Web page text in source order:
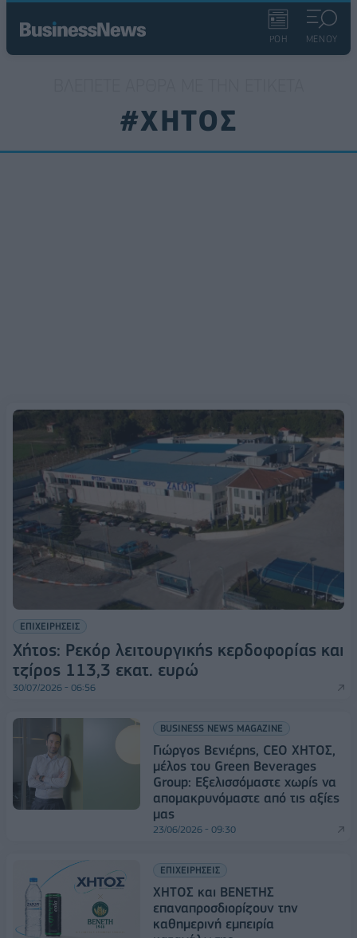
ΡΟΗ ΜΕΝΟΥ
#ΧΗΤΟΣ
ΕΠΙΧΕΙΡΗΣΕΙΣ
Χήτος: Ρεκόρ λειτουργικής κερδοφορίας και
τζίρος 113,3 εκατ. ευρώ
30/07/2026 - 06:56
BUSINESS NEWS MAGAZINE
Γιώργος Βενιέρης, CEO ΧΗΤΟΣ,
μέλος του Green Beverages
Group: Εξελισσόμαστε χωρίς να
απομακρυνόμαστε από τις αξίες
μας
23/06/2026 - 09:30
ΕΠΙΧΕΙΡΗΣΕΙΣ
ΧΗΤΟΣ και ΒΕΝΕΤΗΣ
επαναπροσδιορίζουν την
καθημερινή εμπειρία